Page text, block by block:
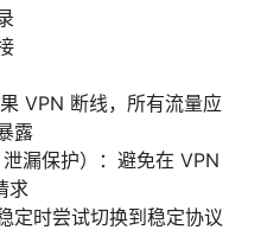
VPN 断线，所有流量应
露
漏保护）：避免在 VPN
求
定时尝试切换到稳定协议